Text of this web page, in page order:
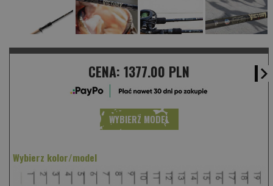
CENA:1377.00 PLN
WYBIERZ MODEL
Wybierz kolor/model